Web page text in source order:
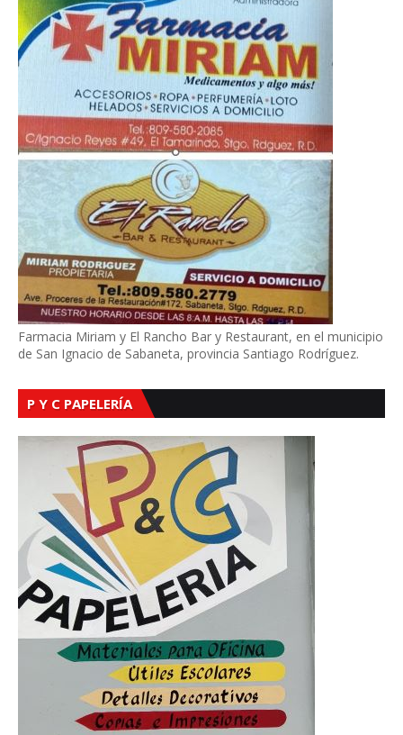
Farmacia Miriam y El Rancho Bar y Restaurant, en el municipio
de San Ignacio de Sabaneta, provincia Santiago Rodríguez.
P Y C PAPELERÍA